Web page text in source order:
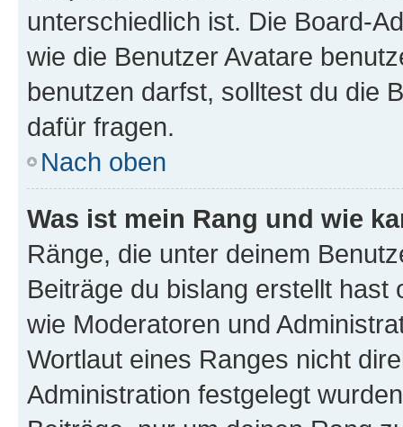
unterschiedlich ist. Die Board-
wie die Benutzer Avatare
benutzen darfst, solltest du die
dafür fragen.
Nach oben
Was ist mein Rang und wie
Ränge, die unter deinem
Beiträge du bislang erstellt
wie Moderatoren und
Wortlaut eines Ranges nicht
Administration festgelegt